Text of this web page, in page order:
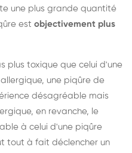
une plus grande quantité
est objectivement plus
plus toxique que celui d'une
une piqûre de
désagréable mais
en revanche, le
à celui d'une piqûre
tout à fait déclencher un